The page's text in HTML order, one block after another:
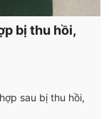
bị thu hồi,
sau bị thu hồi,